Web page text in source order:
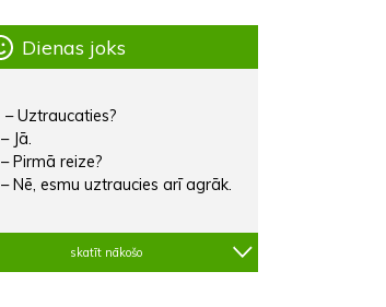
Dienas joks
– Uztraucaties?
– Jā.
– Pirmā reize?
– Nē, esmu uztraucies arī agrāk.
skatīt nākošo